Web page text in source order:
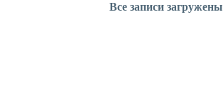
Все записи загружены